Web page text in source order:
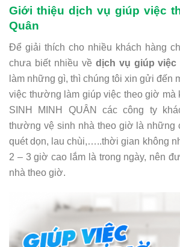
Giới thiệu dịch vụ giúp việc
Quân
Để giải thích cho nhiều khách hàng
chưa biết nhiều về dịch vụ giúp việc
làm những gì, thì chúng tôi xin gửi đến
việc thường làm giúp việc theo giờ mà
SINH MINH QUÂN các công ty
thường vệ sinh nhà theo giờ là những
quét dọn, lau chùi,…..thời gian không
2 – 3 giờ cao lắm là trong ngày, nên
nhà theo giờ.